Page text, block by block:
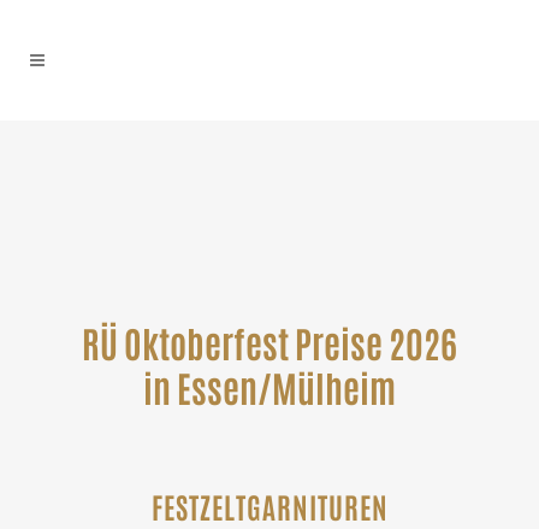
RÜ Oktoberfest Preise 2026
in Essen/Mülheim
FESTZELTGARNITUREN